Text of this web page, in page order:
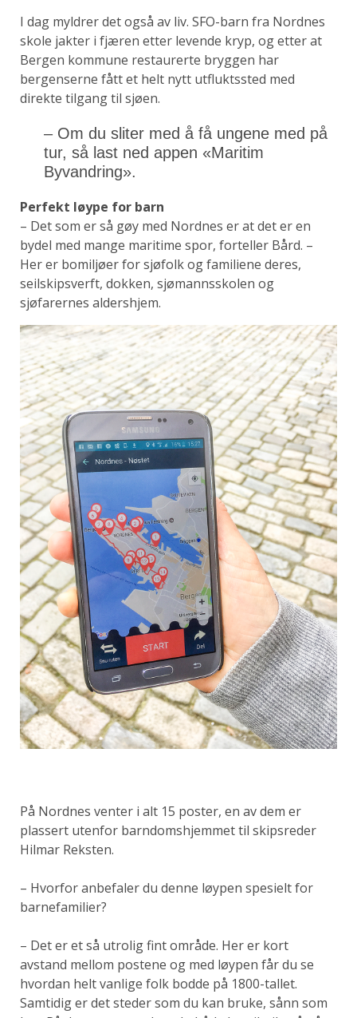
I dag myldrer det også av liv. SFO-barn fra Nordnes
skole jakter i fjæren etter levende kryp, og etter at
Bergen kommune restaurerte bryggen har
bergenserne fått et helt nytt utfluktssted med
direkte tilgang til sjøen.
– Om du sliter med å få ungene med på
tur, så last ned appen «Maritim
Byvandring».
Perfekt løype for barn
– Det som er så gøy med Nordnes er at det er en
bydel med mange maritime spor, forteller Bård. –
Her er bomiljøer for sjøfolk og familiene deres,
seilskipsverft, dokken, sjømannsskolen og
sjøfarernes aldershjem.
På Nordnes venter i alt 15 poster, en av dem er
plassert utenfor barndomshjemmet til skipsreder
Hilmar Reksten.
– Hvorfor anbefaler du denne løypen spesielt for
barnefamilier?
– Det er et så utrolig fint område. Her er kort
avstand mellom postene og med løypen får du se
hvordan helt vanlige folk bodde på 1800-tallet.
Samtidig er det steder som du kan bruke, sånn som